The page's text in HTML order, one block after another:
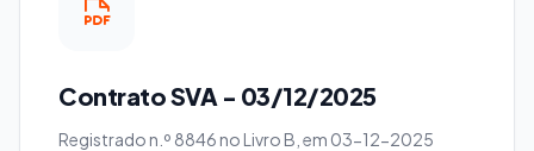
Contrato SVA - 03/12/2025
Registrado n.º 8846 no Livro B, em 03-12-2025